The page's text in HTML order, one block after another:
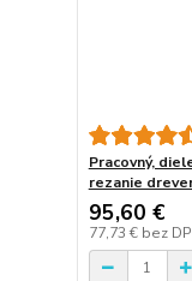
Pracovný,
rezanie
95,60 €
77,73 € bez